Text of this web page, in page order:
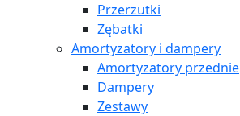
Przerzutki
Zębatki
Amortyzatory i dampery
Amortyzatory przednie
Dampery
Zestawy